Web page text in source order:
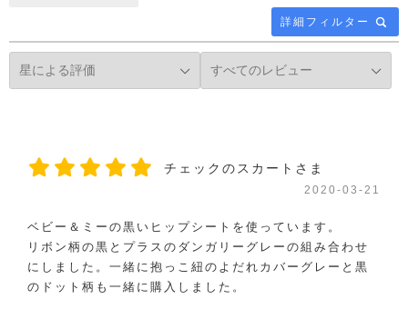
詳細フィルター
チェックのスカートさま
2020-03-21
ベビー＆ミーの黒いヒップシートを使っています。
リボン柄の黒とプラスのダンガリーグレーの組み合わせ
にしました。一緒に抱っこ紐のよだれカバーグレーと黒
のドット柄も一緒に購入しました。